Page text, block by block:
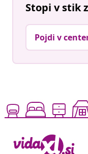
Stopi v stik
Pojdi v